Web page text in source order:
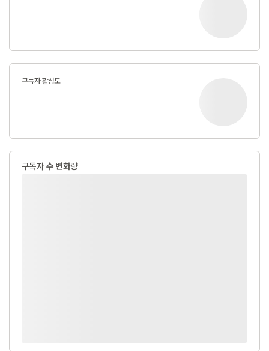
구독자 활성도
구독자 수 변화량